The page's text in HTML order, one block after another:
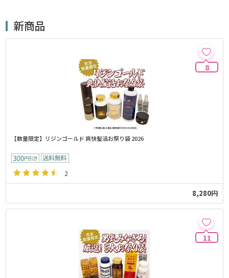
新商品
8
【数量限定】リジンゴールド 爽快髪活お祭り袋 2026
2
8,280円
11